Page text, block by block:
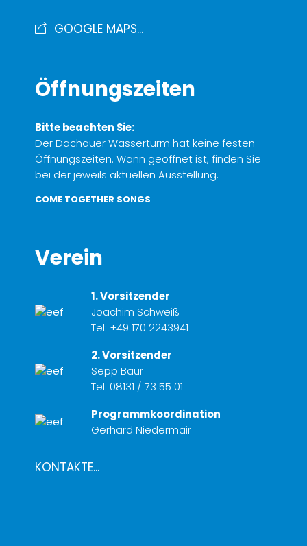
GOOGLE MAPS...
Öffnungszeiten
Bitte beachten Sie:
Der Dachauer Wasserturm hat keine festen
Öffnungszeiten. Wann geöffnet ist, finden Sie
bei der jeweils aktuellen Ausstellung.
COME TOGETHER SONGS
Verein
1. Vorsitzender
Joachim Schweiß
Tel: +49 170 2243941
2. Vorsitzender
Sepp Baur
Tel: 08131 / 73 55 01
Programmkoordination
Gerhard Niedermair
KONTAKTE...